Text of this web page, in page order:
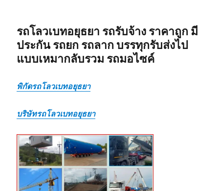
รถโลวเบทอยุธยา รถรับจ้าง ราคาถูก มี
ประกัน รถยก รถลาก บรรทุกรับส่งไป
แบบเหมากลับรวม รถมอไซค์
พิกัดรถโลวเบทอยุธยา
บริษัทรถโลวเบทอยุธยา